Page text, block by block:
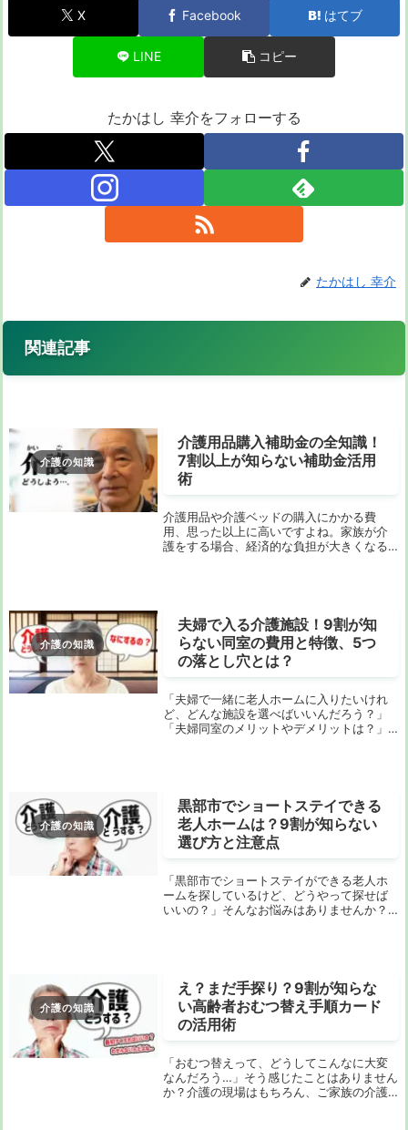
X Facebook はてブ
LINE コピー
たかはし 幸介をフォローする
たかはし 幸介
関連記事
介護の知識
介護用品購入補助金の全知識！
7割以上が知らない補助金活用
術
介護用品や介護ベッドの購入にかかる費
用、思った以上に高いですよね。家族が介
護をする場合、経済的な負担が大きくなる
介護の知識
夫婦で入る介護施設！9割が知
らない同室の費用と特徴、5つ
の落とし穴とは？
「夫婦で一緒に老人ホームに入りたいけれ
ど、どんな施設を選べばいいんだろう？」
「夫婦同室のメリットやデメリットは？」
介護の知識
黒部市でショートステイできる
老人ホームは？9割が知らない
選び方と注意点
「黒部市でショートステイができる老人ホ
ームを探しているけど、どうやって探せば
いいの？」そんなお悩みはありませんか？
介護の知識
え？まだ手探り？9割が知らな
い高齢者おむつ替え手順カード
の活用術
「おむつ替えって、どうしてこんなに大変
なんだろう…」そう感じたことはありません
か？介護の現場はもちろん、ご家族の介護